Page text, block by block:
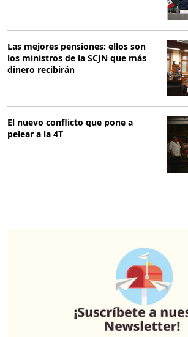
Las mejores pensiones: ellos son
los ministros de la SCJN que más
dinero recibirán
El nuevo conflicto que pone a
pelear a la 4T